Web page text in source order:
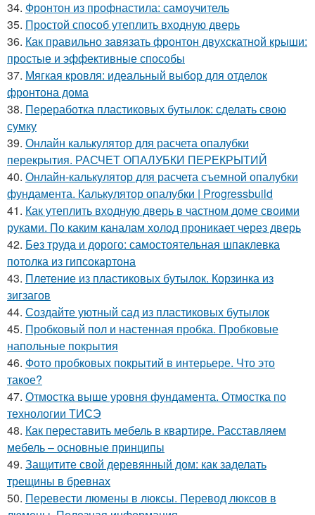
34. Фронтон из профнастила: самоучитель
35. Простой способ утеплить входную дверь
36. Как правильно завязать фронтон двухскатной крыши:
простые и эффективные способы
37. Мягкая кровля: идеальный выбор для отделок
фронтона дома
38. Переработка пластиковых бутылок: сделать свою
сумку
39. Онлайн калькулятор для расчета опалубки
перекрытия. РАСЧЕТ ОПАЛУБКИ ПЕРЕКРЫТИЙ
40. Онлайн-калькулятор для расчета съемной опалубки
фундамента. Калькулятор опалубки | Progressbuild
41. Как утеплить входную дверь в частном доме своими
руками. По каким каналам холод проникает через дверь
42. Без труда и дорого: самостоятельная шпаклевка
потолка из гипсокартона
43. Плетение из пластиковых бутылок. Корзинка из
зигзагов
44. Создайте уютный сад из пластиковых бутылок
45. Пробковый пол и настенная пробка. Пробковые
напольные покрытия
46. Фото пробковых покрытий в интерьере. Что это
такое?
47. Отмостка выше уровня фундамента. Отмостка по
технологии ТИСЭ
48. Как переставить мебель в квартире. Расставляем
мебель – основные принципы
49. Защитите свой деревянный дом: как заделать
трещины в бревнах
50. Перевести люмены в люксы. Перевод люксов в